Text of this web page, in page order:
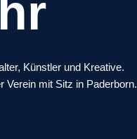
Künstler und Kreative.
Verein mit Sitz in Paderborn.